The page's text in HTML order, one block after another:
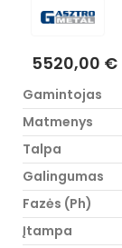
5520,00 €
Gamintojas
Matmenys
Talpa
Galingumas
Fazės (Ph)
Įtampa